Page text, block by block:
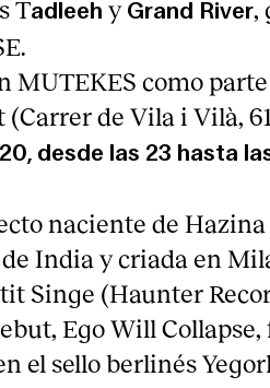
Tadleeh y Grand River,
MUTEKES como
(Carrer de Vila i Vilà,
desde las 23 hasta
naciente de
India y criada en
Singe (Haunter
Ego Will
el sello berlinés